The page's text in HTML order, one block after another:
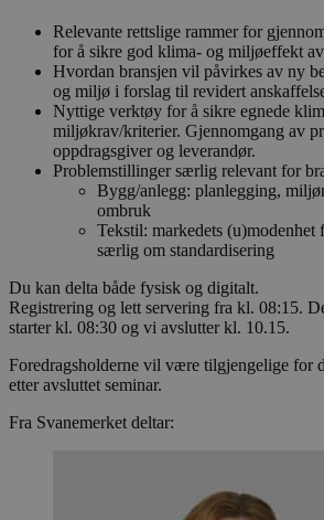
Relevante rettslige rammer for
for å sikre god klima- og miljøeffekt
Hvordan bransjen vil påvirkes av ny
og miljø i forslag til revidert
Nyttige verktøy for å sikre egnede
miljøkrav/kriterier. Gjennomgang av
oppdragsgiver og leverandør.
Problemstillinger særlig relevant for
Bygg/anlegg: planlegging,
ombruk
Tekstil: markedets
særlig om standardisering
Du kan delta både fysisk og digitalt.
Registrering og lett servering fra kl. 08:15.
starter kl. 08:30 og vi avslutter kl. 10.15.
Foredragsholderne vil være tilgjengelige for
etter avsluttet seminar.
Fra Svanemerket deltar: